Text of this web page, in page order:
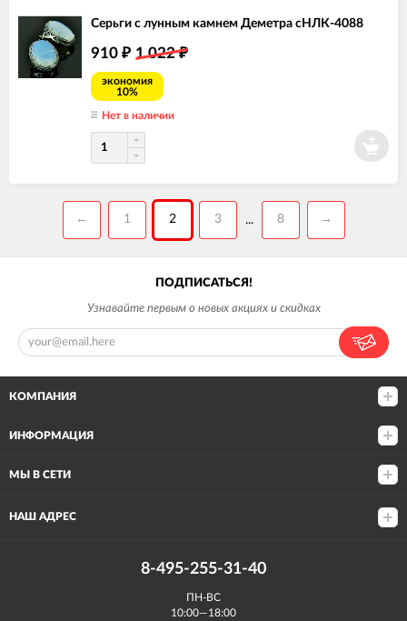
Серьги с лунным камнем Деметра сНЛК-4088
910 ₽ 1 022₽
экономия
10%
Нет в наличии
← 1 2 3 ... 8 →
ПОДПИСАТЬСЯ!
Узнавайте первым о новых акциях и скидках
КОМПАНИЯ
ИНФОРМАЦИЯ
МЫ В СЕТИ
НАШ АДРЕС
8-495-255-31-40
ПН-ВС
10:00—18:00